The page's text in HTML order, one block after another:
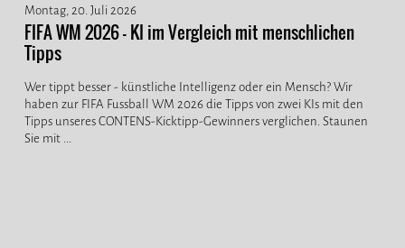
Montag, 20. Juli 2026
FIFA WM 2026 - KI im Vergleich mit menschlichen
Tipps
Wer tippt besser - künstliche Intelligenz oder ein Mensch? Wir
haben zur FIFA Fussball WM 2026 die Tipps von zwei KIs mit den
Tipps unseres CONTENS-Kicktipp-Gewinners verglichen. Staunen
Sie mit ...